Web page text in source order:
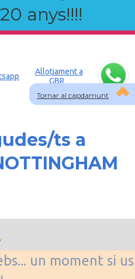
anys!!!!
Tornar al capdamunt
Allotjament a
GBR
ts a
un moment si us